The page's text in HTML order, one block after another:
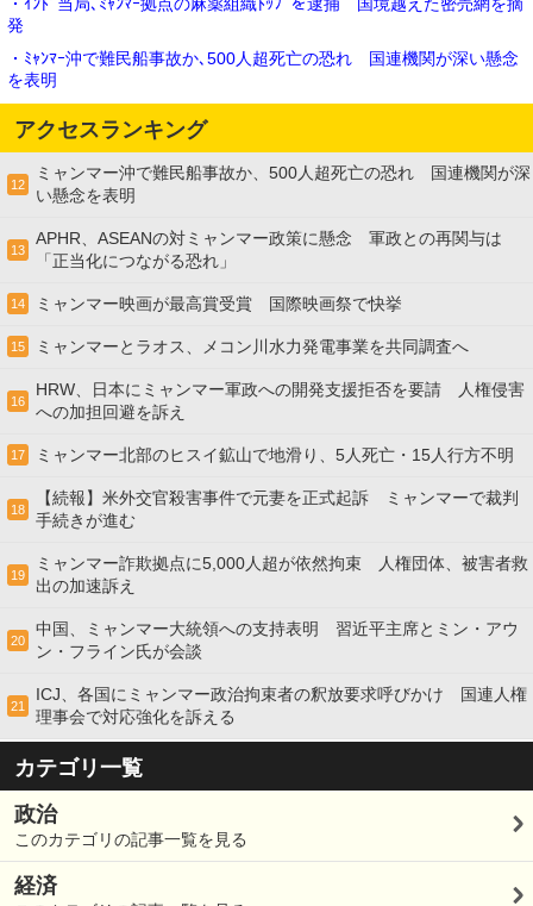
・ｲﾝﾄﾞ当局､ﾐｬﾝﾏｰ拠点の麻薬組織ﾄｯﾌﾟを逮捕 国境越えた密売網を摘
発
・ﾐｬﾝﾏｰ沖で難民船事故か､500人超死亡の恐れ 国連機関が深い懸念
を表明
アクセスランキング
12
ミャンマー沖で難民船事故か、500人超死亡の恐れ 国連機関が深
い懸念を表明
13
APHR、ASEANの対ミャンマー政策に懸念 軍政との再関与は
「正当化につながる恐れ」
14 ミャンマー映画が最高賞受賞 国際映画祭で快挙
15 ミャンマーとラオス、メコン川水力発電事業を共同調査へ
16
HRW、日本にミャンマー軍政への開発支援拒否を要請 人権侵害
への加担回避を訴え
17 ミャンマー北部のヒスイ鉱山で地滑り、5人死亡・15人行方不明
18
【続報】米外交官殺害事件で元妻を正式起訴 ミャンマーで裁判
手続きが進む
19
ミャンマー詐欺拠点に5,000人超が依然拘束 人権団体、被害者救
出の加速訴え
20
中国、ミャンマー大統領への支持表明 習近平主席とミン・アウ
ン・フライン氏が会談
21
ICJ、各国にミャンマー政治拘束者の釈放要求呼びかけ 国連人権
理事会で対応強化を訴える
カテゴリ一覧
政治
このカテゴリの記事一覧を見る
経済